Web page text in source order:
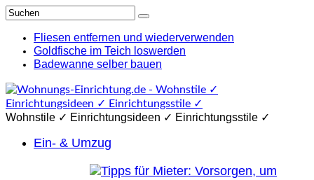
Fliesen entfernen und wiederverwenden
Goldfische im Teich loswerden
Badewanne selber bauen
Wohnstile ✓ Einrichtungsideen ✓ Einrichtungsstile ✓
Ein- & Umzug